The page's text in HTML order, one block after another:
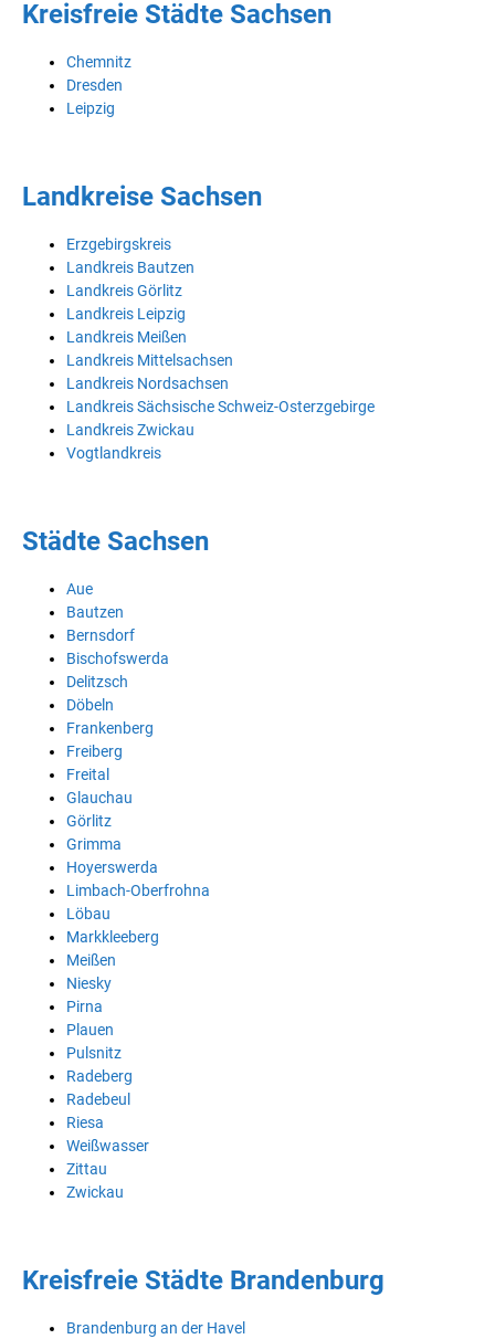
Kreisfreie Städte Sachsen
Chemnitz
Dresden
Leipzig
Landkreise Sachsen
Erzgebirgskreis
Landkreis Bautzen
Landkreis Görlitz
Landkreis Leipzig
Landkreis Meißen
Landkreis Mittelsachsen
Landkreis Nordsachsen
Landkreis Sächsische Schweiz-Osterzgebirge
Landkreis Zwickau
Vogtlandkreis
Städte Sachsen
Aue
Bautzen
Bernsdorf
Bischofswerda
Delitzsch
Döbeln
Frankenberg
Freiberg
Freital
Glauchau
Görlitz
Grimma
Hoyerswerda
Limbach-Oberfrohna
Löbau
Markkleeberg
Meißen
Niesky
Pirna
Plauen
Pulsnitz
Radeberg
Radebeul
Riesa
Weißwasser
Zittau
Zwickau
Kreisfreie Städte Brandenburg
Brandenburg an der Havel